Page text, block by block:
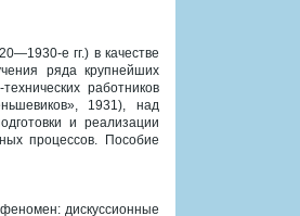
е гг.) в качестве
ряда крупнейших
работников
1931), над
и реализации
процессов. Пособие
дискуссионные